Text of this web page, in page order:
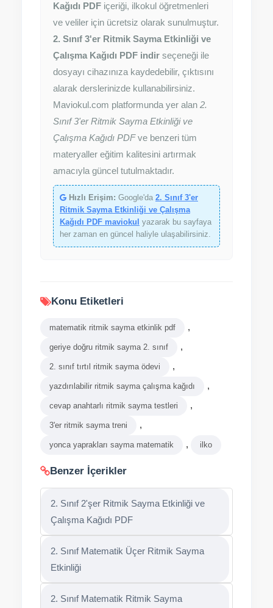
Kağıdı PDF içeriği, ilkokul öğretmenleri
ve veliler için ücretsiz olarak sunulmuştur.
2. Sınıf 3'er Ritmik Sayma Etkinliği ve
Çalışma Kağıdı PDF indir seçeneği ile
dosyayı cihazınıza kaydedebilir, çıktısını
alarak derslerinizde kullanabilirsiniz.
Maviokul.com platformunda yer alan 2.
Sınıf 3'er Ritmik Sayma Etkinliği ve
Çalışma Kağıdı PDFve benzeri tüm
materyaller eğitim kalitesini artırmak
amacıyla güncel tutulmaktadır.
Hızlı Erişim: Google'da 2. Sınıf 3'er
Ritmik Sayma Etkinliği ve Çalışma
Kağıdı PDF maviokul yazarak bu sayfaya
her zaman en güncel haliyle ulaşabilirsiniz.
Konu Etiketleri
matematik ritmik sayma etkinlik pdf ,
geriye doğru ritmik sayma 2. sınıf ,
2. sınıf tırtıl ritmik sayma ödevi ,
yazdırılabilir ritmik sayma çalışma kağıdı ,
cevap anahtarlı ritmik sayma testleri ,
3'er ritmik sayma treni ,
yonca yaprakları sayma matematik , ilko
Benzer İçerikler
2. Sınıf 2'şer Ritmik Sayma Etkinliği ve
Çalışma Kağıdı PDF
2. Sınıf Matematik Üçer Ritmik Sayma
Etkinliği
2. Sınıf Matematik Ritmik Sayma